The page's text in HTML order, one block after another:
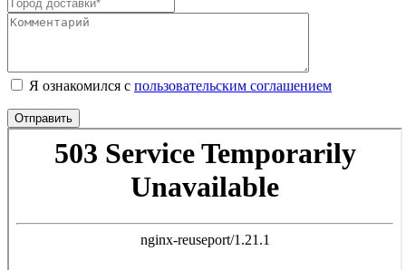
Я ознакомился с пользовательским соглашением